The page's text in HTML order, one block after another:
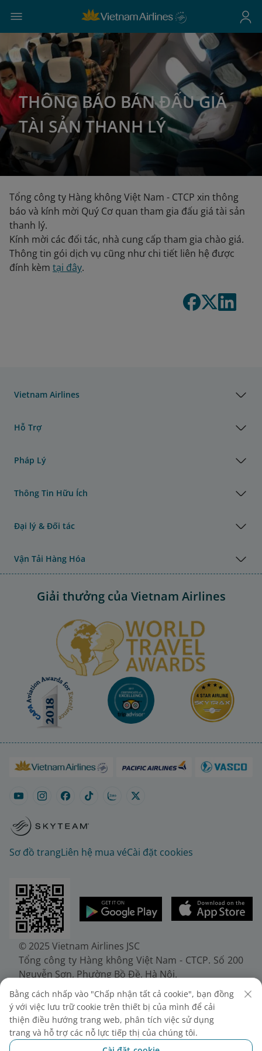
THÔNG BÁO BÁN ĐẤU GIÁ
TÀI SẢN THANH LÝ
Tổng công ty Hàng không Việt Nam - CTCP xin thông
báo và kính mời Quý Cơ quan tham gia đấu giá tài sản
thanh lý.
Kính mời các đối tác, nhà cung cấp tham gia chào giá.
Thông tin gói dịch vụ cũng như chi tiết liên hệ được
đính kèm tại đây.
Vietnam Airlines
Hỗ Trợ
Pháp Lý
Thông Tin Hữu Ích
Đại lý & Đối tác
Vận Tải Hàng Hóa
Giải thưởng của Vietnam Airlines
Sơ đồ trangLiên hệ mua véCài đặt cookies
© 2025 Vietnam Airlines JSC
Tổng công ty Hàng không Việt Nam - CTCP. Số 200
Nguyễn Sơn, Phường Bồ Đề, Hà Nội.
Điện thoại: (+84-24) 38272289. Fax: (+84-24)
38722375
Giấy chứng nhận đăng ký doanh nghiệp, mã số
doanh nghiệp 0100107518, đăng ký lần đầu ngày
30/6/2010, đăng ký thay đổi lần thứ 10 ngày
Bằng cách nhấp vào "Chấp nhận tất cả cookie", bạn đồng
ý với việc lưu trữ cookie trên thiết bị của mình để cải
thiện điều hướng trang web, phân tích việc sử dụng
trang và hỗ trợ các nỗ lực tiếp thị của chúng tôi.